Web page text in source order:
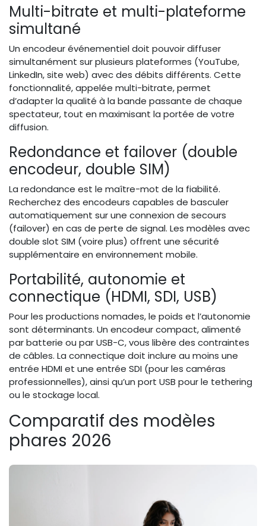
Multi-bitrate et multi-plateforme
simultané
Un encodeur événementiel doit pouvoir diffuser
simultanément sur plusieurs plateformes (YouTube,
LinkedIn, site web) avec des débits différents. Cette
fonctionnalité, appelée multi-bitrate, permet
d’adapter la qualité à la bande passante de chaque
spectateur, tout en maximisant la portée de votre
diffusion.
Redondance et failover (double
encodeur, double SIM)
La redondance est le maître-mot de la fiabilité.
Recherchez des encodeurs capables de basculer
automatiquement sur une connexion de secours
(failover) en cas de perte de signal. Les modèles avec
double slot SIM (voire plus) offrent une sécurité
supplémentaire en environnement mobile.
Portabilité, autonomie et
connectique (HDMI, SDI, USB)
Pour les productions nomades, le poids et l’autonomie
sont déterminants. Un encodeur compact, alimenté
par batterie ou par USB-C, vous libère des contraintes
de câbles. La connectique doit inclure au moins une
entrée HDMI et une entrée SDI (pour les caméras
professionnelles), ainsi qu’un port USB pour le tethering
ou le stockage local.
Comparatif des modèles
phares 2026